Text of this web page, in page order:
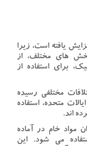
یافته است، زیرا
های مختلف، از
برای استفاده از
مختلفی رسیده
متحده، استفاده
اند.
مواد خام در آماده
می شود. این